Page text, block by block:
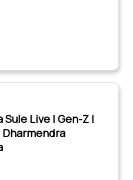
Live | Gen-Z |